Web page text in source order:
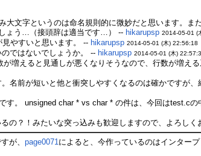
文字というのは命名規則的に微妙だと思います。
ょう…（接頭辞は適当です…） -- hikarupsp 2014-05-01 (
やすいと思います。 -- hikarupsp 2014-05-01 (木) 22:56:18
ではないでしょうか。 -- hikarupsp 2014-05-01 (木)
増えると見通しが悪くなりそうなので、行数が増え
名前が短いと他と衝突しやすくなるのは確かですが
。 unsigned char * vs char * の件は、今回はtest.c
の？！みたいな突っ込みも歓迎しますので、よろし
が、page0071 によると、今作っているのはインター